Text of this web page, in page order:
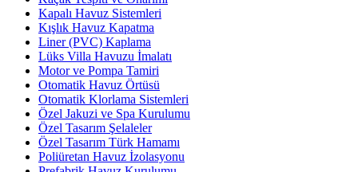
Kapalı Havuz Sistemleri
Kışlık Havuz Kapatma
Liner (PVC) Kaplama
Lüks Villa Havuzu İmalatı
Motor ve Pompa Tamiri
Otomatik Havuz Örtüsü
Otomatik Klorlama Sistemleri
Özel Jakuzi ve Spa Kurulumu
Özel Tasarım Şelaleler
Özel Tasarım Türk Hamamı
Poliüretan Havuz İzolasyonu